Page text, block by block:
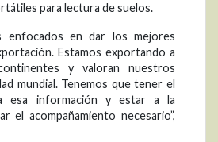
para lectura de suelos.
enfocados en dar los mejores
Estamos exportando a
y valoran nuestros
mundial. Tenemos que tener el
esa información y estar a la
el acompañamiento necesario”,